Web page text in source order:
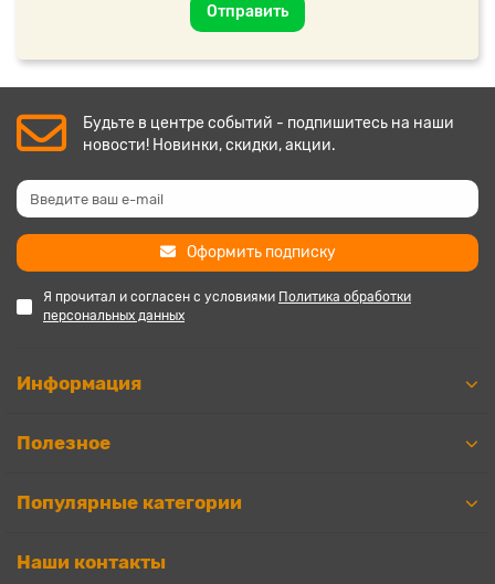
Отправить
Будьте в центре событий - подпишитесь на наши
новости! Новинки, скидки, акции.
Оформить подписку
Я прочитал и согласен с условиями Политика обработки
персональных данных
Информация
Полезное
Популярные категории
Наши контакты